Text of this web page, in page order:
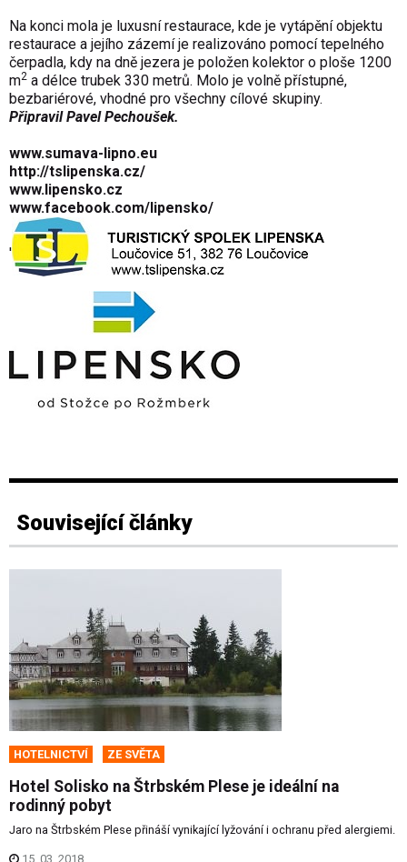
Na konci mola je luxusní restaurace, kde je vytápění objektu
restaurace a jejího zázemí je realizováno pomocí tepelného
čerpadla, kdy na dně jezera je položen kolektor o ploše 1200
m2 a délce trubek 330 metrů. Molo je volně přístupné,
bezbariérové, vhodné pro všechny cílové skupiny.
Připravil Pavel Pechoušek.
www.sumava-lipno.eu
http://tslipenska.cz/
www.lipensko.cz
www.facebook.com/lipensko/
'
Související články
HOTELNICTVÍ ZE SVĚTA
Hotel Solisko na Štrbském Plese je ideální na
rodinný pobyt
Jaro na Štrbském Plese přináší vynikající lyžování i ochranu před alergiemi.
15. 03. 2018